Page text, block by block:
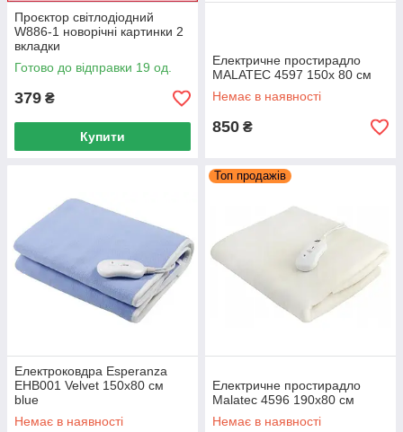
Проєктор світлодіодний
W886-1 новорічні картинки 2
вкладки
Готово до відправки 19 од.
379 ₴
Купити
Електричне простирадло
MALATEC 4597 150x 80 см
Немає в наявності
850 ₴
Електроковдра Esperanza
EHB001 Velvet 150х80 см
blue
Немає в наявності
Топ продажів
Електричне простирадло
Malatec 4596 190x80 см
Немає в наявності